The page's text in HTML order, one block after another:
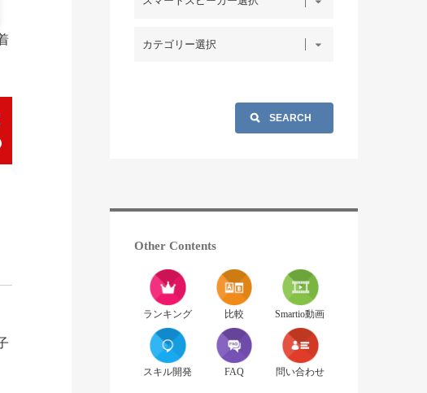
Other Contents
ランキング 比較 Smartio動画
スキル開発 FAQ 問い合わせ